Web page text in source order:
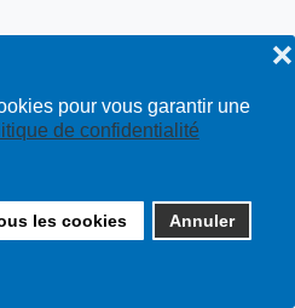
pour vous garantir une
de confidentialité
les cookies Annuler
❌